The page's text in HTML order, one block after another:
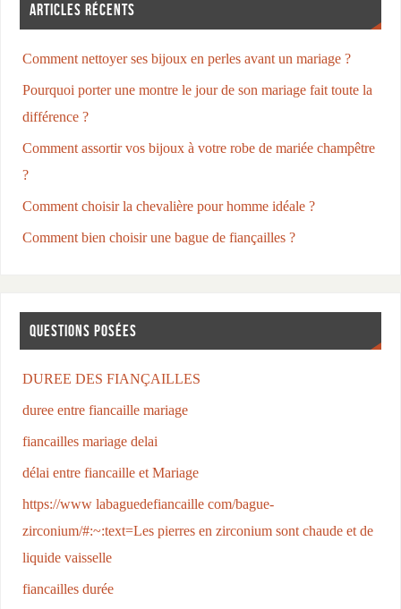
ARTICLES RÉCENTS
Comment nettoyer ses bijoux en perles avant un mariage ?
Pourquoi porter une montre le jour de son mariage fait toute la
différence ?
Comment assortir vos bijoux à votre robe de mariée champêtre
?
Comment choisir la chevalière pour homme idéale ?
Comment bien choisir une bague de fiançailles ?
QUESTIONS POSÉES
DUREE DES FIANÇAILLES
duree entre fiancaille mariage
fiancailles mariage delai
délai entre fiancaille et Mariage
https://www labaguedefiancaille com/bague-
zirconium/#:~:text=Les pierres en zirconium sont chaude et de
liquide vaisselle
fiancailles durée